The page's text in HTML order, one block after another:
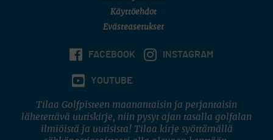
Käyttöehdot
Evästeasetukset
FACEBOOK INSTAGRAM
YOUTUBE
Tilaa Golfpisteen maanantaisin ja perjantaisin
lähetettävä uutiskirje, niin pysyt ajan tasalla golfalan
ilmiöistä ja uutisista! Tilaa kirje syöttämällä